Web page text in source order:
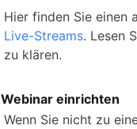
Hier finden Sie einen
Live-Streams. Lesen
zu klären.
Webinar einrichten
Wenn Sie nicht zu